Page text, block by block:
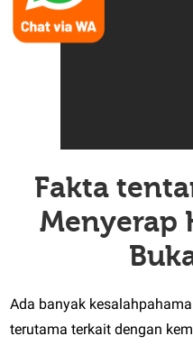
Fakta
Menyerap
Ada banyak
terutama terkait dengan